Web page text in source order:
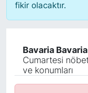
fikir olacaktır.
Bavaria Bavaria
Cumartesi
ve konumları